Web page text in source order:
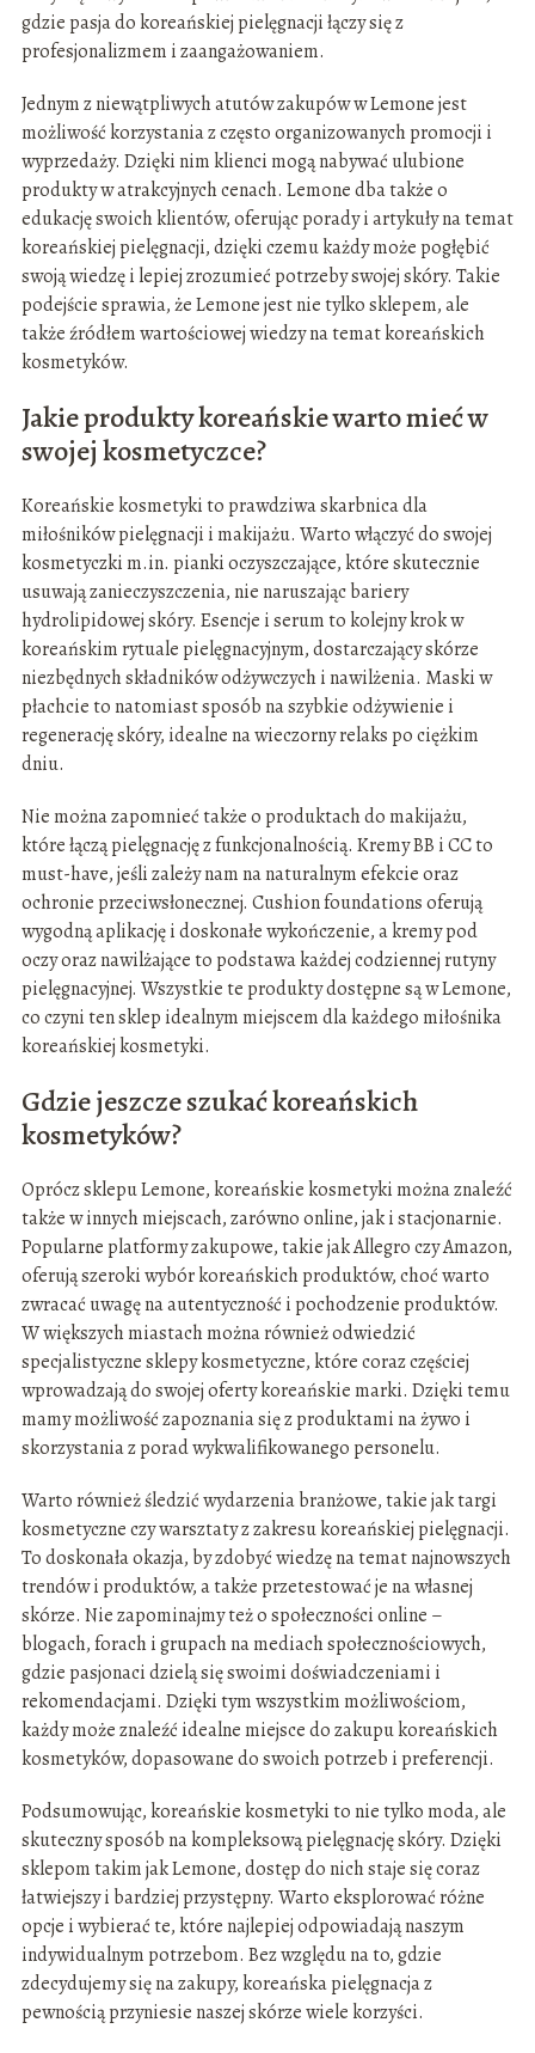
gdzie pasja do koreańskiej pielęgnacji łączy się z
profesjonalizmem i zaangażowaniem.
Jednym z niewątpliwych atutów zakupów w Lemone jest
możliwość korzystania z często organizowanych promocji i
wyprzedaży. Dzięki nim klienci mogą nabywać ulubione
produkty w atrakcyjnych cenach. Lemone dba także o
edukację swoich klientów, oferując porady i artykuły na temat
koreańskiej pielęgnacji, dzięki czemu każdy może pogłębić
swoją wiedzę i lepiej zrozumieć potrzeby swojej skóry. Takie
podejście sprawia, że Lemone jest nie tylko sklepem, ale
także źródłem wartościowej wiedzy na temat koreańskich
kosmetyków.
Jakie produkty koreańskie warto mieć w
swojej kosmetyczce?
Koreańskie kosmetyki to prawdziwa skarbnica dla
miłośników pielęgnacji i makijażu. Warto włączyć do swojej
kosmetyczki m.in. pianki oczyszczające, które skutecznie
usuwają zanieczyszczenia, nie naruszając bariery
hydrolipidowej skóry. Esencje i serum to kolejny krok w
koreańskim rytuale pielęgnacyjnym, dostarczający skórze
niezbędnych składników odżywczych i nawilżenia. Maski w
płachcie to natomiast sposób na szybkie odżywienie i
regenerację skóry, idealne na wieczorny relaks po ciężkim
dniu.
Nie można zapomnieć także o produktach do makijażu,
które łączą pielęgnację z funkcjonalnością. Kremy BB i CC to
must-have, jeśli zależy nam na naturalnym efekcie oraz
ochronie przeciwsłonecznej. Cushion foundations oferują
wygodną aplikację i doskonałe wykończenie, a kremy pod
oczy oraz nawilżające to podstawa każdej codziennej rutyny
pielęgnacyjnej. Wszystkie te produkty dostępne są w Lemone,
co czyni ten sklep idealnym miejscem dla każdego miłośnika
koreańskiej kosmetyki.
Gdzie jeszcze szukać koreańskich
kosmetyków?
Oprócz sklepu Lemone, koreańskie kosmetyki można znaleźć
także w innych miejscach, zarówno online, jak i stacjonarnie.
Popularne platformy zakupowe, takie jak Allegro czy Amazon,
oferują szeroki wybór koreańskich produktów, choć warto
zwracać uwagę na autentyczność i pochodzenie produktów.
W większych miastach można również odwiedzić
specjalistyczne sklepy kosmetyczne, które coraz częściej
wprowadzają do swojej oferty koreańskie marki. Dzięki temu
mamy możliwość zapoznania się z produktami na żywo i
skorzystania z porad wykwalifikowanego personelu.
Warto również śledzić wydarzenia branżowe, takie jak targi
kosmetyczne czy warsztaty z zakresu koreańskiej pielęgnacji.
To doskonała okazja, by zdobyć wiedzę na temat najnowszych
trendów i produktów, a także przetestować je na własnej
skórze. Nie zapominajmy też o społeczności online –
blogach, forach i grupach na mediach społecznościowych,
gdzie pasjonaci dzielą się swoimi doświadczeniami i
rekomendacjami. Dzięki tym wszystkim możliwościom,
każdy może znaleźć idealne miejsce do zakupu koreańskich
kosmetyków, dopasowane do swoich potrzeb i preferencji.
Podsumowując, koreańskie kosmetyki to nie tylko moda, ale
skuteczny sposób na kompleksową pielęgnację skóry. Dzięki
sklepom takim jak Lemone, dostęp do nich staje się coraz
łatwiejszy i bardziej przystępny. Warto eksplorować różne
opcje i wybierać te, które najlepiej odpowiadają naszym
indywidualnym potrzebom. Bez względu na to, gdzie
zdecydujemy się na zakupy, koreańska pielęgnacja z
pewnością przyniesie naszej skórze wiele korzyści.